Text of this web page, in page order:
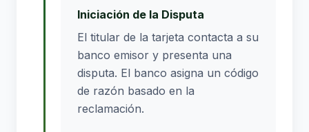
Iniciación de la Disputa
El titular de la tarjeta contacta a su
banco emisor y presenta una
disputa. El banco asigna un código
de razón basado en la
reclamación.